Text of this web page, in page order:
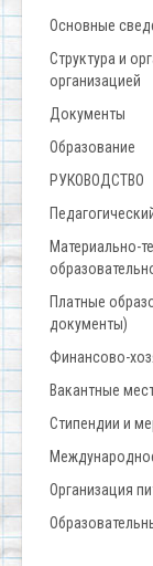
Основные
Структура и
организацией
Документы
Образование
РУКОВОДСТВО
Материально-
Платные
документы)
Финансово-
Вакантные
Стипендии и
Организация